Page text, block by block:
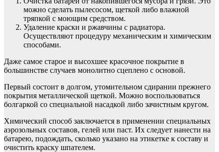
можно сделать пылесосом, щеткой либо влажной
тряпкой с моющим средством.
Удаление краски и ржавчины с радиатора.
Осуществляют процедуру механическим и химическим
способами.
Даже самое старое и высохшее красочное покрытие в
большинстве случаев монолитно сцеплено с основой.
Первый состоит в долгом, утомительном сдирании прежнего
покрытия металлической щеткой. Можно воспользоваться
болгаркой со специальной насадкой либо зачистным кругом.
Химический способ заключается в применении специальных
аэрозольных составов, гелей или паст. Их следует нанести на
батарею, подождать, сколько указано на этикетке к составу и
очистить краску шпателем.